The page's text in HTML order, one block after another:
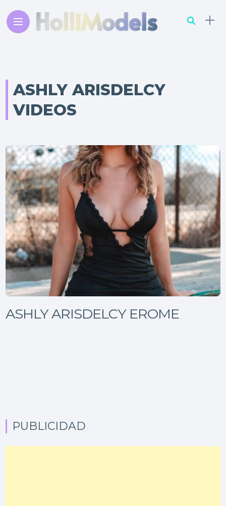
ASHLY ARISDELCY
VIDEOS
ASHLY ARISDELCY EROME
PUBLICIDAD